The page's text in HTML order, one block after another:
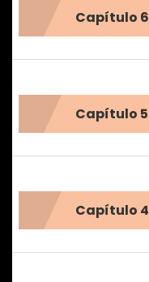
Capítulo 6
Capítulo 5
Capítulo 4